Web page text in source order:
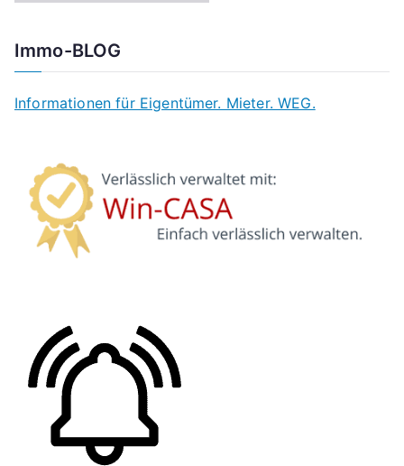
Immo-BLOG
Informationen für Eigentümer. Mieter. WEG.